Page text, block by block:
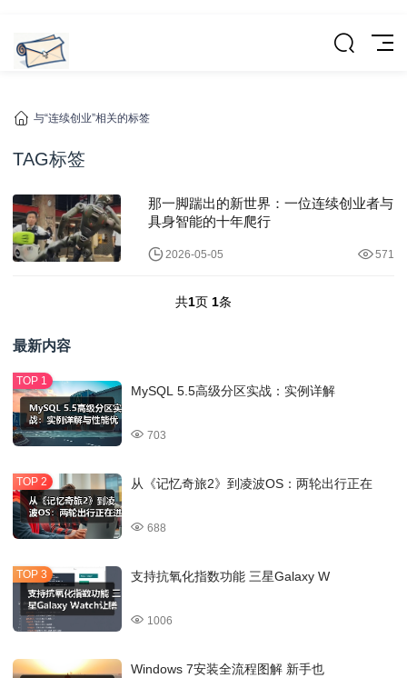
与“连续创业”相关的标签
TAG标签
那一脚踹出的新世界：一位连续创业者与
具身智能的十年爬行
2026-05-05 571
共1页 1条
最新内容
MySQL 5.5高级分区实战：实例详解
703
从《记忆奇旅2》到凌波OS：两轮出行正在
688
支持抗氧化指数功能 三星Galaxy W
1006
Windows 7安装全流程图解 新手也